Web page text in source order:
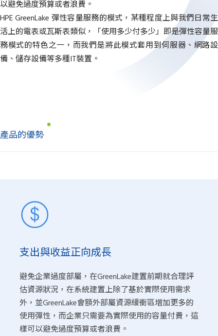
以避免過度預算或者浪費。
HPE GreenLake 彈性容量服務的模式，某種程度上與我們日常生
活上的電表或瓦斯表類似，「使用多少付多少」即是彈性容量服
務模式的特色之一，而我們是將此模式套用到伺服器、網路設
備、儲存設備等多種IT裝置。
產品的優勢
支出與收益正向成長
避免企業過度部屬，在GreenLake建置前期就合理評
估資源狀況，在系統建置上除了基於實際使用需求
外，並GreenLake會額外部屬資源緩衝區增加更多的
使用彈性，而企業只需要為實際使用的容量付費，這
樣可以避免過度預算或者浪費。